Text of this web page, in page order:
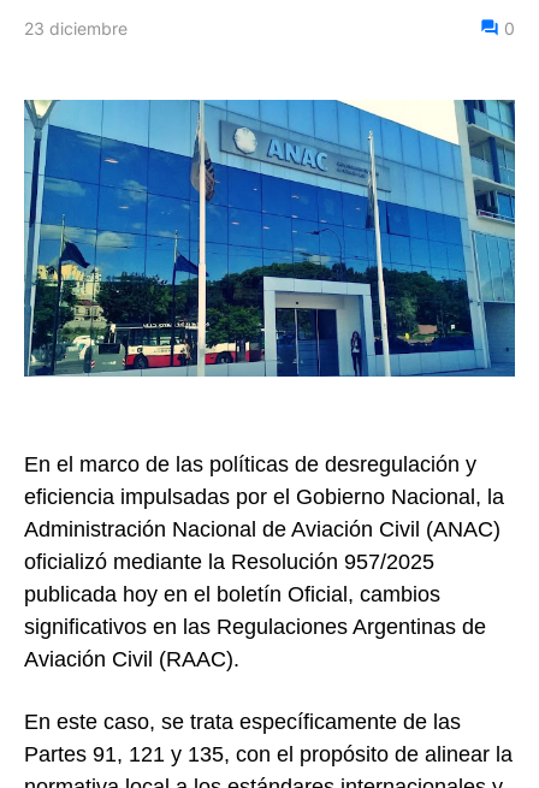
23 diciembre 0
En el marco de las políticas de desregulación y
eficiencia impulsadas por el Gobierno Nacional, la
Administración Nacional de Aviación Civil (ANAC)
oficializó mediante la Resolución 957/2025
publicada hoy en el boletín Oficial, cambios
significativos en las Regulaciones Argentinas de
Aviación Civil (RAAC).
En este caso, se trata específicamente de las
Partes 91, 121 y 135, con el propósito de alinear la